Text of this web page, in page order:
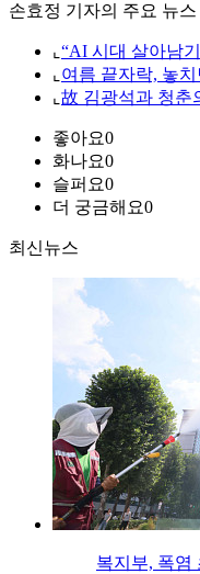
손효정 기자의 주요 뉴스
⌞ “AI 시대 살아남
⌞ 여름 끝자락, 놓
⌞ 故 김광석과 청춘
좋아요0
화나요0
슬퍼요0
더 궁금해요0
최신뉴스
복지부, 폭염